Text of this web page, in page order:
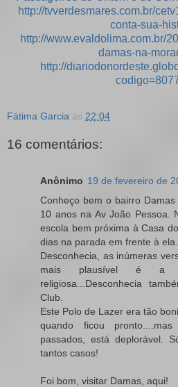
http://tvverdesmares.com.br/
conta-sua-
http://www.evaldolima.com.br/
damas-na-
http://
Fátima Garcia às 22:04
16 comentários:
Anônimo 19 de fevereiro de
Conheço bem o bairro
10 anos na Av João Pessoa.
escola bem próxima à Casa
dias na parada em frente à ela.
Desconhecia, as inúmeras
mais plausível é a
religiosa...Desconhecia
Club.
Este Polo de Lazer era tão
quando ficou
passados, está deplorável.
tantos casos!
Foi bom, visitar Damas, aqui!